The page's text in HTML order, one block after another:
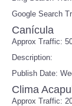
Google Search
Canícula
Approx Traffic:
Description:
Publish Date:
Clima
Approx Traffic: